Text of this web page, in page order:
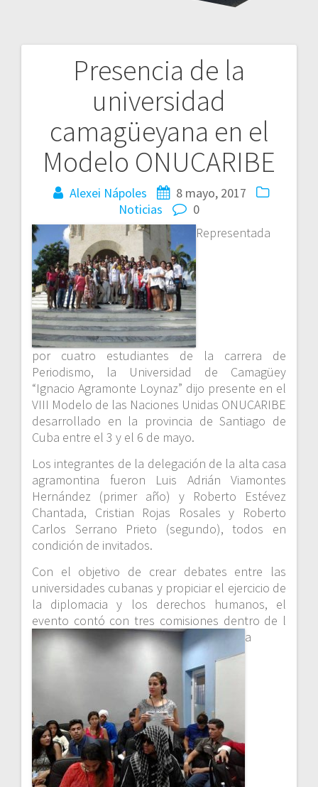
Presencia de la
universidad
camagüeyana en el
Modelo ONUCARIBE
Alexei Nápoles
8 mayo, 2017
Noticias
0
Representada
por cuatro estudiantes de la carrera de
Periodismo, la Universidad de Camagüey
“Ignacio Agramonte Loynaz” dijo presente en el
VIII Modelo de las Naciones Unidas ONUCARIBE
desarrollado en la provincia de Santiago de
Cuba entre el 3 y el 6 de mayo.
Los integrantes de la delegación de la alta casa
agramontina fueron Luis Adrián Viamontes
Hernández (primer año) y Roberto Estévez
Chantada, Cristian Rojas Rosales y Roberto
Carlos Serrano Prieto (segundo), todos en
condición de invitados.
Con el objetivo de crear debates entre las
universidades cubanas y propiciar el ejercicio de
la diplomacia y los derechos humanos, el
evento contó con tres comisiones dentro de l
a
Navegación
entradas